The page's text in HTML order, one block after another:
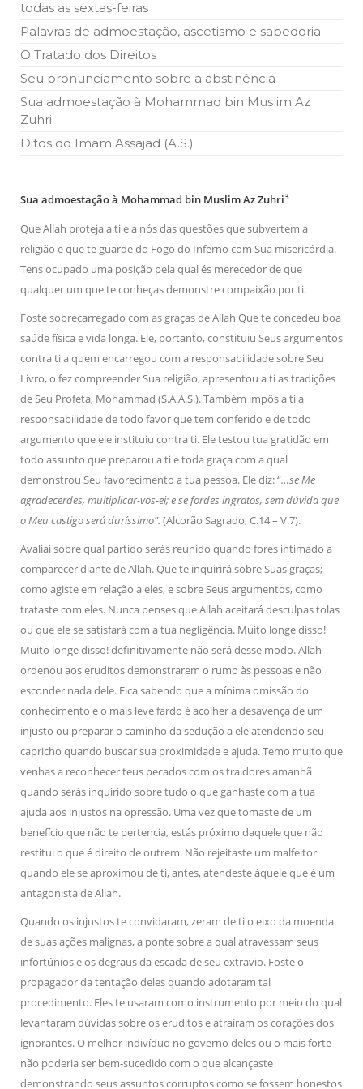
Islâmico no Brasil parabeniza a nação islâmica pela chegada
todos os irmãos e irmãs um novo
Falecimento do Imam Ali Ibn Al-Hussein
(A.S.)
Em nome de Deus, o Clemente, o Misericordioso! Diante da
data em que relembramos o martírio do quarto Imam dos
(A.S.), conhecido por “Zein Al-Ábidin” (Formosura
Centro Islâmico no Brasil recebe o ex-
ministro das Relações Exteriores da
República Islâmica do Irã
Brasil recebeu em sua sede, em São Paulo, o ex-ministro das
Kharrazi, que encontra-se visitando
todas as sextas-feiras
Palavras de admoestação, ascetismo e sabedoria
O Tratado dos Direitos
Seu pronunciamento sobre a abstinência
Sua admoestação à Mohammad bin Muslim Az
Zuhri
Ditos do Imam Assajad (A.S.)
Sua admoestação à Mohammad bin Muslim Az Zuhri3
Que Allah proteja a ti e a nós das questões que subvertem a
religião e que te guarde do Fogo do Inferno com Sua misericórdia.
Tens ocupado uma posição pela qual és merecedor de que
qualquer um que te conheças demonstre compaixão por ti.
Foste sobrecarregado com as graças de Allah Que te concedeu boa
saúde física e vida longa. Ele, portanto, constituiu Seus argumentos
contra ti a quem encarregou com a responsabilidade sobre Seu
Livro, o fez compreender Sua religião, apresentou a ti as tradições
de Seu Profeta, Mohammad (S.A.A.S.). Também impôs a ti a
responsabilidade de todo favor que tem conferido e de todo
argumento que ele instituiu contra ti. Ele testou tua gratidão em
todo assunto que preparou a ti e toda graça com a qual
demonstrou Seu favorecimento a tua pessoa. Ele diz: “…se Me
agradecerdes, multiplicar-vos-ei; e se fordes ingratos, sem dúvida que
o Meu castigo será duríssimo”. (Alcorão Sagrado, C.14 – V.7).
Avaliai sobre qual partido serás reunido quando fores intimado a
comparecer diante de Allah. Que te inquirirá sobre Suas graças;
como agiste em relação a eles, e sobre Seus argumentos, como
trataste com eles. Nunca penses que Allah aceitará desculpas tolas
ou que ele se satisfará com a tua negligência. Muito longe disso!
Muito longe disso! definitivamente não será desse modo. Allah
ordenou aos eruditos demonstrarem o rumo às pessoas e não
esconder nada dele. Fica sabendo que a mínima omissão do
conhecimento e o mais leve fardo é acolher a desavença de um
injusto ou preparar o caminho da sedução a ele atendendo seu
capricho quando buscar sua proximidade e ajuda. Temo muito que
venhas a reconhecer teus pecados com os traidores amanhã
quando serás inquirido sobre tudo o que ganhaste com a tua
ajuda aos injustos na opressão. Uma vez que tomaste de um
benefício que não te pertencia, estás próximo daquele que não
restitui o que é direito de outrem. Não rejeitaste um malfeitor
quando ele se aproximou de ti, antes, atendeste àquele que é um
antagonista de Allah.
Quando os injustos te convidaram, zeram de ti o eixo da moenda
de suas ações malignas, a ponte sobre a qual atravessam seus
infortúnios e os degraus da escada de seu extravio. Foste o
propagador da tentação deles quando adotaram tal
procedimento. Eles te usaram como instrumento por meio do qual
levantaram dúvidas sobre os eruditos e atraíram os corações dos
ignorantes. O melhor indivíduo no governo deles ou o mais forte
não poderia ser bem-sucedido com o que alcançaste
demonstrando seus assuntos corruptos como se fossem honestos